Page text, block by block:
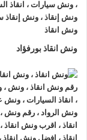
علىأقرب ونش انقاذ
أهبة الاستعداد و
الليل 24/7/365 تشمل خدمات
يلي:
1- السرعة
يصلكونش انقاذ
فور طلبك لـونش
ونش انقاذ بورفؤاد